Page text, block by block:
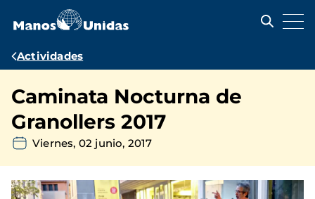
contenido
Ruta
navegación
Actividades
Caminata Nocturna de
Granollers 2017
Viernes, 02 junio, 2017